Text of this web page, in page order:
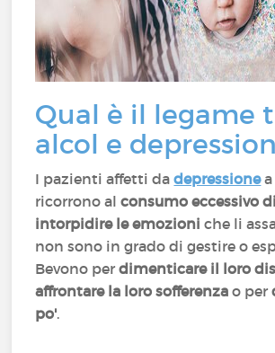
Qual è il legame
alcol e
I pazienti affetti dadepressionea
ricorrono alconsumo eccessivo
intorpidire le emozioni che li
non sono in grado di gestire o
Bevono perdimenticare il loro
affrontare la loro sofferenza o per
po'.